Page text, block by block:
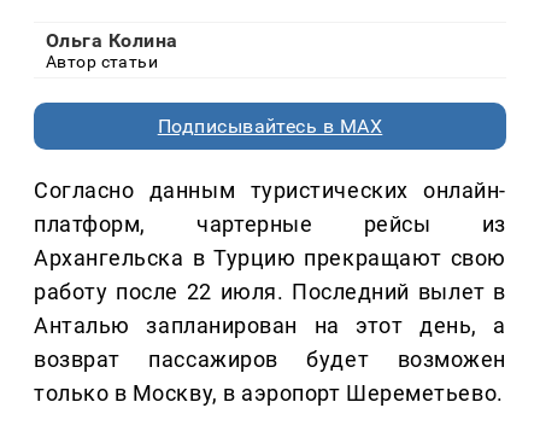
Ольга Колина
Автор статьи
Подписывайтесь в MAX
Согласно данным туристических онлайн-
платформ, чартерные рейсы из
Архангельска в Турцию прекращают свою
работу после 22 июля. Последний вылет в
Анталью запланирован на этот день, а
возврат пассажиров будет возможен
только в Москву, в аэропорт Шереметьево.